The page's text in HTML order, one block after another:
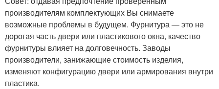
производителям комплектующих Вы снимаете
возможные проблемы в будущем. Фурнитура — это не
дорогая часть двери или пластикового окна, качество
фурнитуры влияет на долговечность. Заводы
производители, занижающие стоимость изделия,
изменяют конфигурацию двери или армирования внутри
пластика.